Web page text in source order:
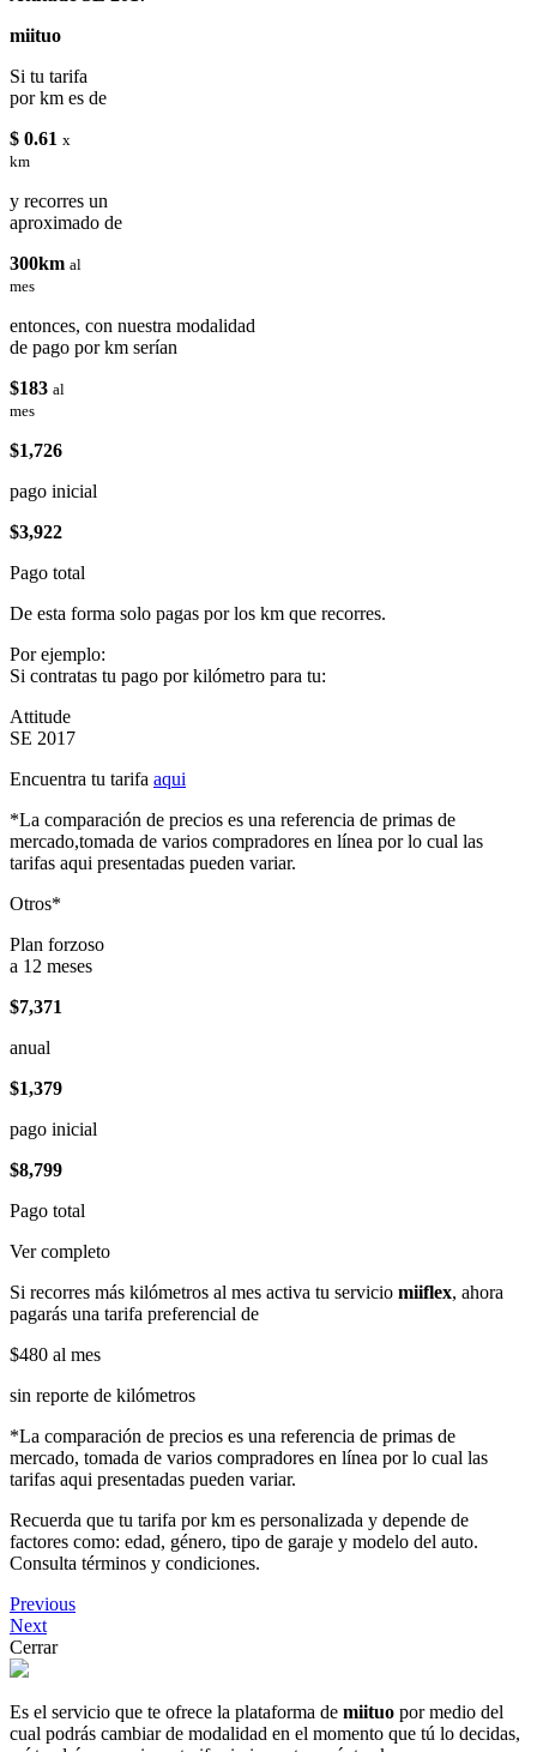
miituo
Si tu tarifa
por km es de
$ 0.61 x
km
y recorres un
aproximado de
300km al
mes
entonces, con nuestra modalidad
de pago por km serían
$183 al
mes
$1,726
pago inicial
$3,922
Pago total
De esta forma solo pagas por los km que recorres.
Por ejemplo:
Si contratas tu pago por kilómetro para tu:
Attitude
SE 2017
Encuentra tu tarifa aqui
*La comparación de precios es una referencia de primas de
mercado,tomada de varios compradores en línea por lo cual las
tarifas aqui presentadas pueden variar.
Otros*
Plan forzoso
a 12 meses
$7,371
anual
$1,379
pago inicial
$8,799
Pago total
Ver completo
Si recorres más kilómetros al mes activa tu servicio miiflex, ahora
pagarás una tarifa preferencial de
$480 al mes
sin reporte de kilómetros
*La comparación de precios es una referencia de primas de
mercado, tomada de varios compradores en línea por lo cual las
tarifas aqui presentadas pueden variar.
Recuerda que tu tarifa por km es personalizada y depende de
factores como: edad, género, tipo de garaje y modelo del auto.
Consulta términos y condiciones.
Previous
Next
Cerrar
Es el servicio que te ofrece la plataforma de miituo por medio del
cual podrás cambiar de modalidad en el momento que tú lo decidas,